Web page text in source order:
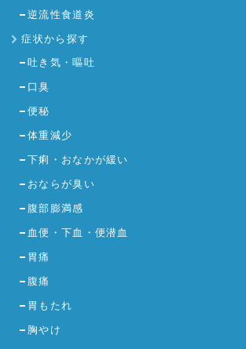
逆流性食道炎
症状から探す
吐き気・嘔吐
口臭
便秘
体重減少
下痢・おなかが緩い
おならが臭い
腹部膨満感
血便・下血・便潜血
胃痛
腹痛
胃もたれ
胸やけ